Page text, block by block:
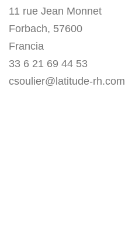
11 rue Jean Monnet
Forbach, 57600
Francia
33 6 21 69 44 53
csoulier@latitude-rh.com